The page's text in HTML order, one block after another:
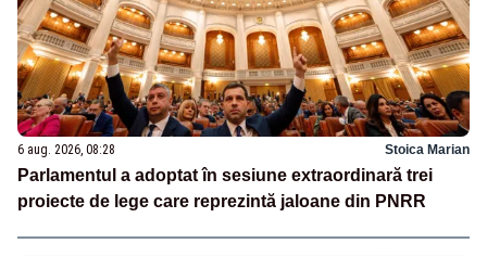
6 aug. 2026, 08:28 Stoica Marian
Parlamentul a adoptat în sesiune extraordinară trei
proiecte de lege care reprezintă jaloane din PNRR